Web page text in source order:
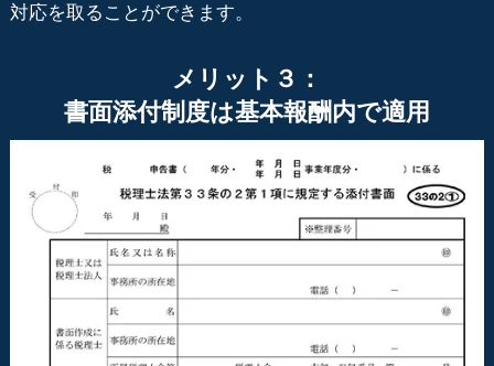
対応を取ることができます。
メリット３：
書面添付制度は基本報酬内で適用